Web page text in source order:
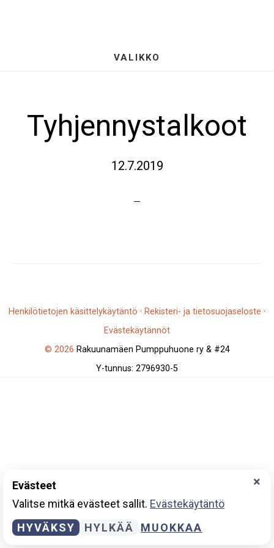
VALIKKO
Tyhjennystalkoot
12.7.2019
Henkilötietojen käsittelykäytäntö · Rekisteri- ja tietosuojaseloste ·
Evästekäytännöt
© 2026 Rakuunamäen Pumppuhuone ry & #24
Y-tunnus: 2796930-5
×
Evästeet
Valitse mitkä evästeet sallit. Evästekäytäntö
HYVÄKSY
HYLKÄÄ MUOKKAA